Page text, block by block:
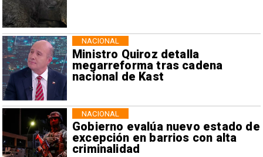
Ministro Quiroz detalla
megarreforma tras cadena
nacional de Kast
NACIONAL
Gobierno evalúa nuevo estado de
excepción en barrios con alta
criminalidad
NACIONAL